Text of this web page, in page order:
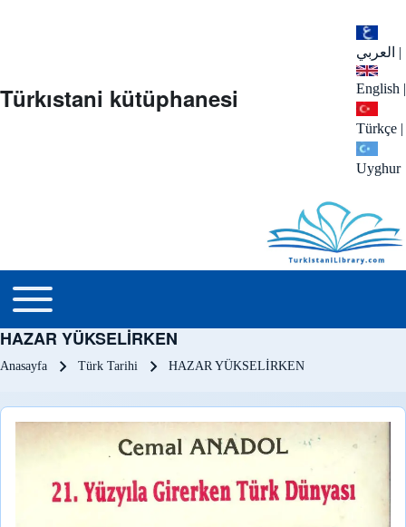
العربي |
English |
Türkçe |
Uyghur
Türkıstani kütüphanesi
menu_tr
Toggle main menu
HAZAR YÜKSELİRKEN
Sayfa yolu
Anasayfa Türk Tarihi HAZAR YÜKSELİRKEN